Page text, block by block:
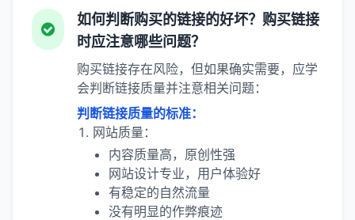
如何判断购买的链接的好坏？购买链接
时应注意哪些问题？
购买链接存在风险，但如果确实需要，应学
会判断链接质量并注意相关问题：
判断链接质量的标准：
网站质量：
内容质量高，原创性强
网站设计专业，用户体验好
有稳定的自然流量
没有明显的作弊痕迹